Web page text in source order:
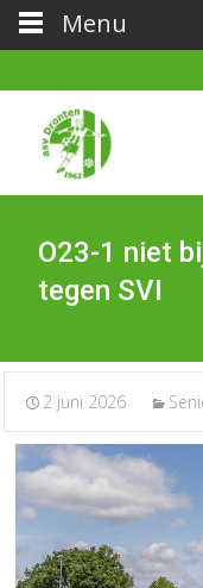
O23-1 niet
tegen SVI
2 juni 2026
Menu